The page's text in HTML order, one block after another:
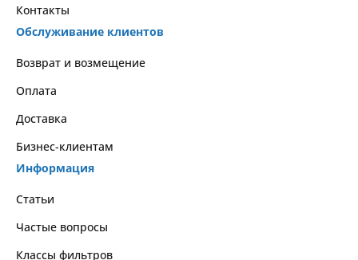
Контакты
Обслуживание клиентов
Возврат и возмещение
Оплата
Доставка
Бизнес-клиентам
Информация
Статьи
Частые вопросы
Классы фильтров